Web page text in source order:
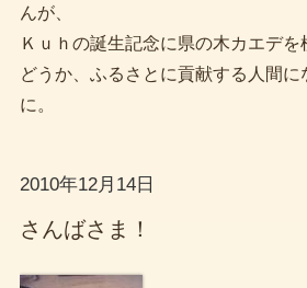
んが、
Ｋｕｈの誕生記念に県の木カエデを
どうか、ふるさとに貢献する人間に
に。
2010年12月14日
さんばさま！